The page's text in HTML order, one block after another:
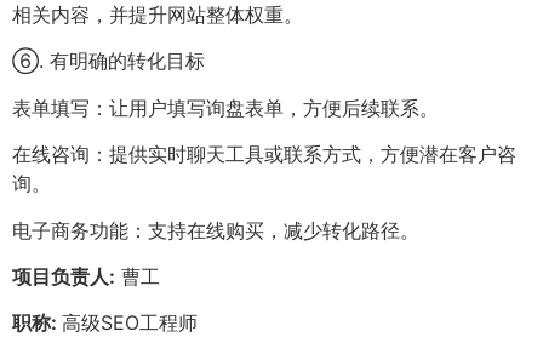
相关内容，并提升网站整体权重。
⑥. 有明确的转化目标
表单填写：让用户填写询盘表单，方便后续联系。
在线咨询：提供实时聊天工具或联系方式，方便潜在客户咨
询。
电子商务功能：支持在线购买，减少转化路径。
项目负责人: 曹工
职称: 高级SEO工程师